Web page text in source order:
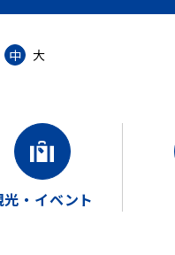
中 大
光・イベント